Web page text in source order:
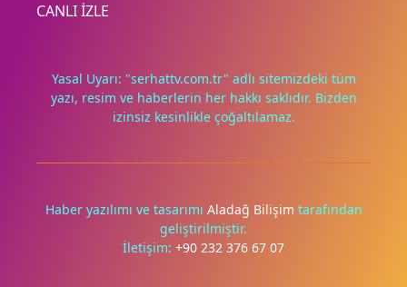
Deneyimini iyileştirmek ve içeriğimizi geliştirmek için çerezler
yalnızca onayınla.
CANLI İZLE
Yasal Uyarı: "serhattv.com.tr" adlı sitemizdeki tüm
yazı, resim ve haberlerin her hakkı saklıdır. Bizden
izinsiz kesinlikle çoğaltılamaz.
Haber yazılımı ve tasarımı Aladağ Bilişim tarafından
geliştirilmiştir.
İletişim: +90 232 376 67 07